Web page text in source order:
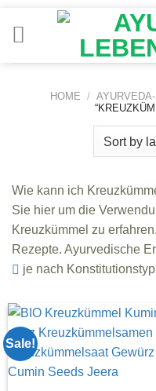
Inhalt
HOME /
Wie kann ich
Sie hier um die
Kreuzkümmel zu
Rezepte. Ayurvedische
je nach
Sale!